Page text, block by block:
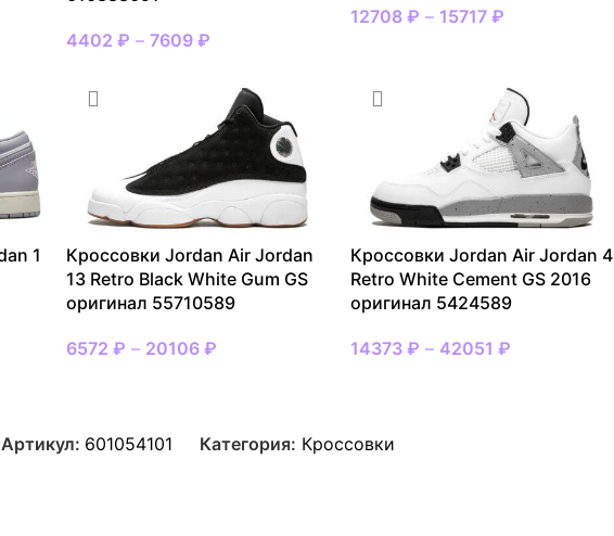
4402 ₽ – 7609 ₽
12708₽ – 15717₽
1
Кроссовки Jordan Air Jordan
13 Retro Black White Gum GS
оригинал 55710589
6572 ₽ – 20106 ₽
Кроссовки Jordan Air Jordan 4
Retro White Cement GS 2016
оригинал 5424589
14373₽ – 42051₽
Артикул: 601054101 Категория: Кроссовки